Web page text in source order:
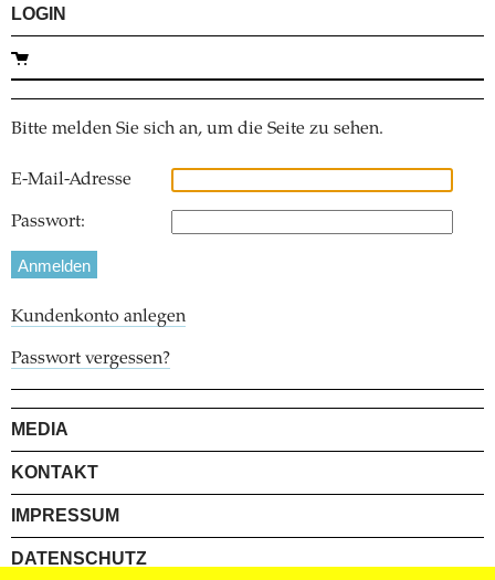
LOGIN
Bitte melden Sie sich an, um die Seite zu sehen.
E-Mail-Adresse
Passwort:
Kundenkonto anlegen
Passwort vergessen?
MEDIA
KONTAKT
IMPRESSUM
DATENSCHUTZ